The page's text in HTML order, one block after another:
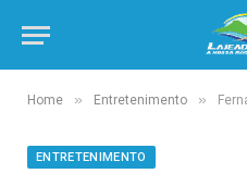
Home » Entretenimento » Fernanda
ENTRETENIMENTO